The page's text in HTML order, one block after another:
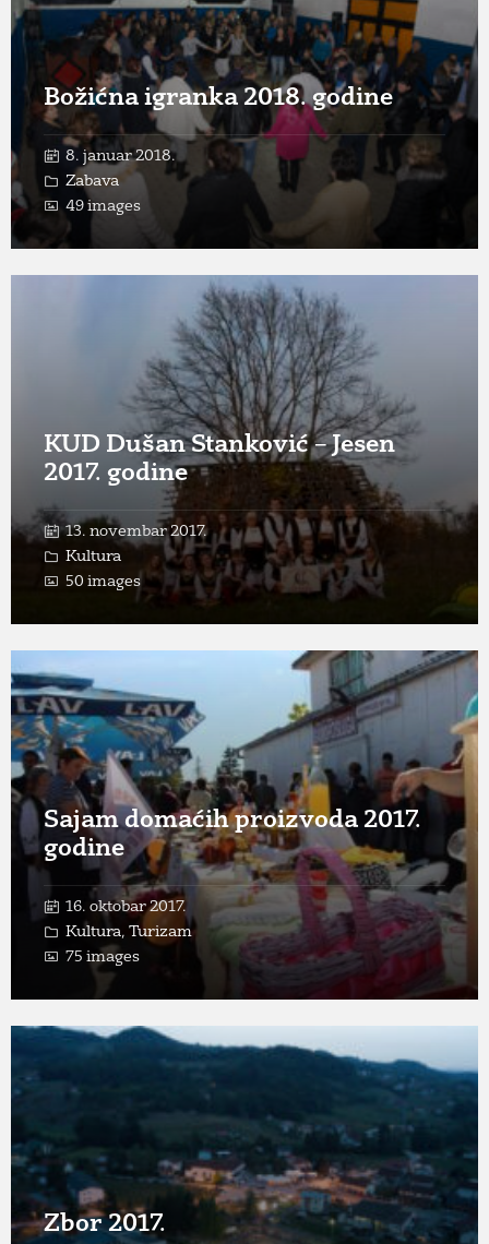
Božićna igranka 2018. godine
8. januar 2018.
Zabava
49 images
KUD Dušan Stanković – Jesen
2017. godine
13. novembar 2017.
Kultura
50 images
Sajam domaćih proizvoda 2017.
godine
16. oktobar 2017.
Kultura, Turizam
75 images
Gallery
Zbor 2017.
Open